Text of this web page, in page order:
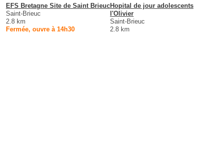
EFS Bretagne Site de Saint Brieuc
Saint-Brieuc
2.8 km
Fermée, ouvre à 14h30
Hopital de jour adolescents
l'Olivier
Saint-Brieuc
2.8 km